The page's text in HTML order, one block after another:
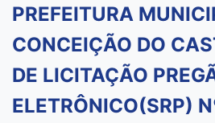
PREFEITURA
CONCEIÇÃO DO
DE LICITAÇÃO
ELETRÔNICO(SRP)